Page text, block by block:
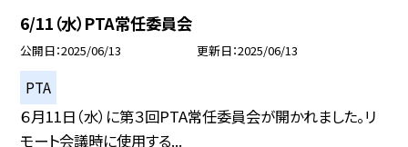
6/11（水）PTA常任委員会
公開日 2025/06/13 更新日 2025/06/13
PTA
６月11日（水）に第３回PTA常任委員会が開かれました。リ
モート会議時に使用する...